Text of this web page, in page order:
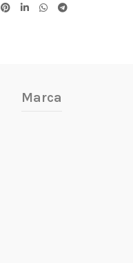
Marca